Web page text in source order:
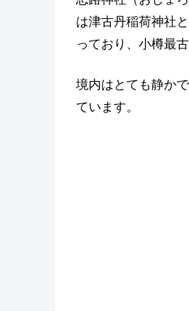
は津古丹稲荷神社
っており、小樽最
境内はとても静か
ています。